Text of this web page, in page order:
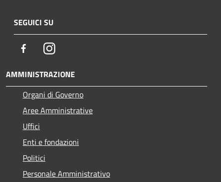
SEGUICI SU
FacebookInstagram
AMMINISTRAZIONE
Organi di Governo
Aree Amministrative
Uffici
Enti e fondazioni
Politici
Personale Amministrativo